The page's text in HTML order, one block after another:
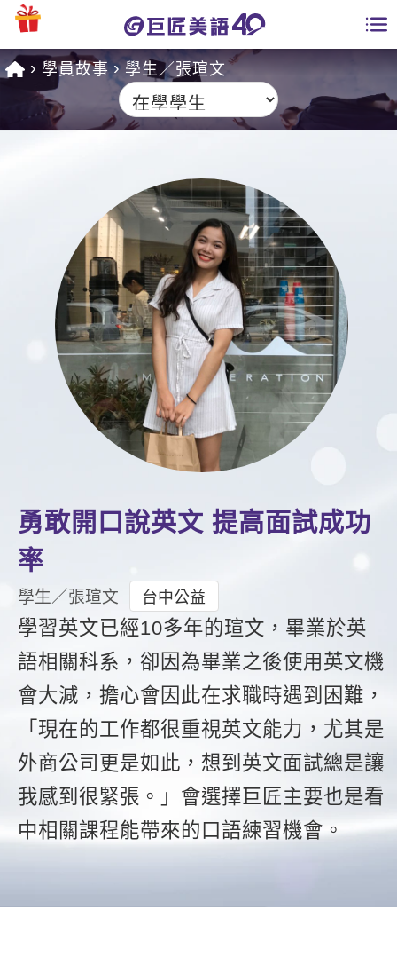
課程總覽
英文課程總表
英文會話
商用英文
英文檢定
TOEIC 多益課程
IELTS 雅思課程
GEPT 全民英檢課程
能力養成
自然發音
英文聽力養成
開口溜英文
基礎字彙
情境閱讀
英文文法技巧
英文寫作
TED Talks
CNN聽力強化
特色課程
英語俱樂部
Let's Talk
日語
西班牙語
外語即時通
兒童美語
更多
企業訓練
點讀筆教材
數位學習教材
免費資源
英文部落格
多益秒學堂
影音學英文
英文能力測驗
師資團隊
學習分享
學員故事
活動花絮
學員專區
Recruiting
學員故事 學生／張瑄文
勇敢開口說英文 提高面試成功
率
學生／張瑄文 台中公益
學習英文已經10多年的瑄文，畢業於英
語相關科系，卻因為畢業之後使用英文機
會大減，擔心會因此在求職時遇到困難，
「現在的工作都很重視英文能力，尤其是
外商公司更是如此，想到英文面試總是讓
我感到很緊張。」會選擇巨匠主要也是看
中相關課程能帶來的口語練習機會。